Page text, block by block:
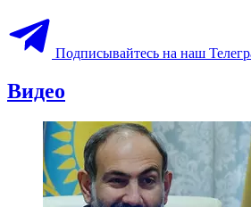
Подписывайтесь на наш
Видео